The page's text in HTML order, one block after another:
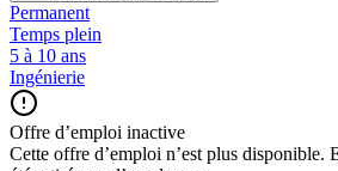
Permanent
Temps plein
5 à 10 ans
Ingénierie
Offre d’emploi inactive
Cette offre d’emploi n’est plus disponible.